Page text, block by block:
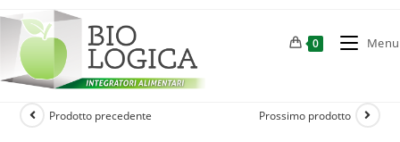
0 Menu
Prodotto precedente Prossimo prodotto